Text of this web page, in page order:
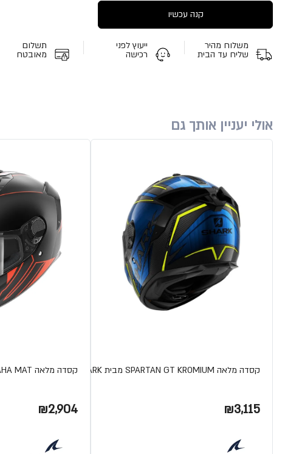
קנה עכשיו
משלוח מהיר
שליח עד הבית
ייעוץ לפני
רכישה
תשלום
מאובטח
אולי יעניין אותך גם
קסדה מלאה SPARTAN GT KROMIUM מבית SHARK
₪3,115
קסדה מלאה SPARTAN GT YAMAHA MAT מבית SHARK
₪2,904